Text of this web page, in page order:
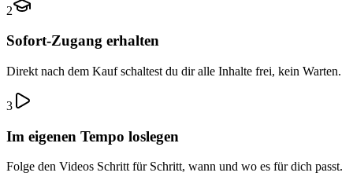
2
Sofort-Zugang erhalten
Direkt nach dem Kauf schaltest du dir alle Inhalte frei, kein Warten.
3
Im eigenen Tempo loslegen
Folge den Videos Schritt für Schritt, wann und wo es für dich passt.